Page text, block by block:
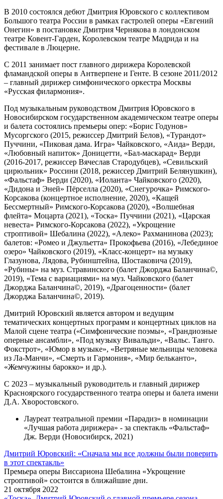
В 2010 состоялся дебют Дмитрия Юровского с коллективом
Большого театра России в рамках гастролей оперы «Евгений
Онегин» в постановке Дмитрия Чернякова в лондонском
театре Ковент-Гарден, Королевском театре Мадрида и на
фестивале в Люцерне.
С 2011 занимает пост главного дирижера Королевской
фламандской оперы в Антверпене и Генте. В сезоне 2011/2012
– главный дирижер симфонического оркестра Москвы
«Русская филармония».
Под музыкальным руководством Дмитрия Юровского в
Новосибирском государственном академическом театре оперы
и балета состоялись премьеры опер: «Борис Годунов»
Мусоргского (2015, режиссер Дмитрий Белов), «Турандот»
Пуччини, «Пиковая дама. Игра» Чайковского, «Аида» Верди,
«Любовный напиток» Доницетти, «Бал-маскарад» Верди
(2016-2017, режиссер Вячеслав Стародубцев), «Севильский
цирюльник» Россини (2018, режиссер Дмитрий Белянушкин),
«Фальстаф» Верди (2020), «Иоланта» Чайковского (2020),
«Дидона и Эней» Пёрселла (2020), «Снегурочка» Римского-
Корсакова (концертное исполнение, 2020), «Кащей
Бессмертный» Римского-Корсакова (2020), «Волшебная
флейта» Моцарта (2021), «Тоска» Пуччини (2021), «Царская
невеста» Римского-Корсакова (2022), «Укрощение
строптивой» Шебалина (2022), «Алеко» Рахманинова (2023);
балетов: «Ромео и Джульетта» Прокофьева (2016), «Лебединое
озеро» Чайковского (2019), «Класс-концерт» на музыку
Глазунова, Лядова, Рубинштейна, Шостаковича (2019),
«Рубины» на муз. Стравинского (балет Джорджа Баланчина©,
2019), «Тема с вариациями» на муз. Чайковского (балет
Джорджа Баланчина©, 2019), «Драгоценности» (балет
Джорджа Баланчина©, 2019).
Дмитрий Юровский является автором и ведущим
тематических концертных программ и концертных циклов на
Малой сцене театра («Симфонические поэмы», «Грандиозные
оперные ансамбли», «Под музыку Вивальди», «Вальс. Танго.
Фокстрот», «Юмор в музыке», «Ветряные мельницы человека
из Ла-Манчи», «Смерть и Гармония», «Мир бельканто»,
«Жемчужины барокко» и др.).
С 2023 – музыкальный руководитель и главный дирижер
Красноярского государственного театра оперы и балета имени
Д.А. Хворостовского.
Лауреат театральной премии «Парадиз» в номинации
«Лучшая работа дирижера» - за спектакль «Фальстаф»
Дж. Верди (Новосибирск, 2021)
Дмитрий Юровский: «Сначала мы все должны были поверить
в этот спектакль»
Премьера оперы Виссариона Шебалина «Укрощение
строптивой» состоится в ближайшие дни.
21 октября 2022